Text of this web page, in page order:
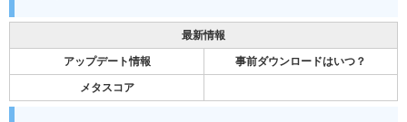
最新情報
アップデート情報 事前ダウンロードはいつ？
メタスコア